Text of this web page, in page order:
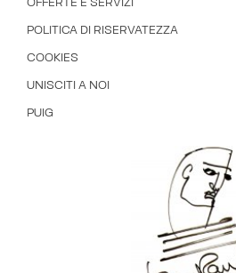
POLITICA DI RISERVATEZZA
COOKIES
UNISCITI A NOI
PUIG